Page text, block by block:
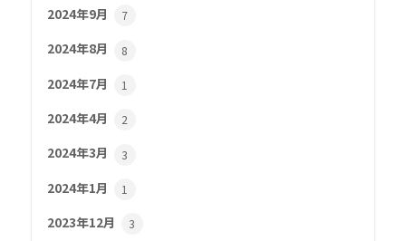
2024年9月 7
2024年8月 8
2024年7月 1
2024年4月 2
2024年3月 3
2024年1月 1
2023年12月 3